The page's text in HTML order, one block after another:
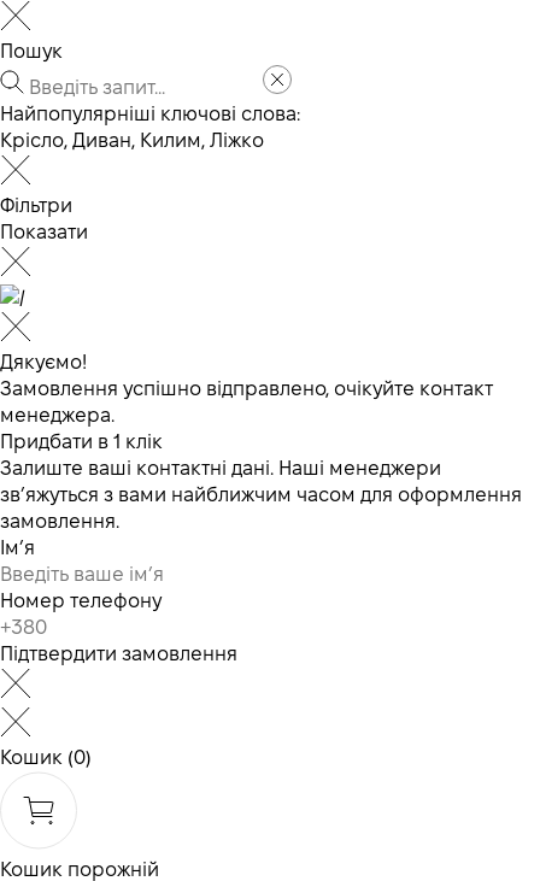
Пошук
Найпопулярніші ключові слова:
Крісло, Диван, Килим, Ліжко
Фільтри
Показати
Дякуємо!
Замовлення успішно відправлено, очікуйте контакт
менеджера.
Придбати в 1 клік
Залиште ваші контактні дані. Наші менеджери
зв’яжуться з вами найближчим часом для оформлення
замовлення.
Ім’я
Номер телефону
Підтвердити замовлення
Кошик (0)
Кошик порожній